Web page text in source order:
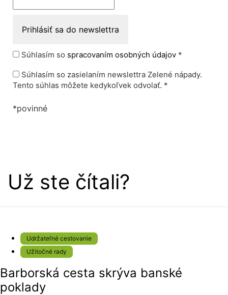
Súhlasím so spracovaním osobných údajov *
Súhlasím so zasielaním newslettra Zelené nápady.
Tento súhlas môžete kedykoľvek odvolať. *
*povinné
Už ste čítali?
Udržateľné cestovanie
Užitočné rady
Barborská cesta skrýva banské
poklady